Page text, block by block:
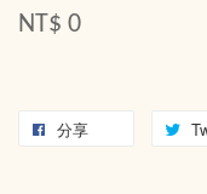
NT$ 0
分享